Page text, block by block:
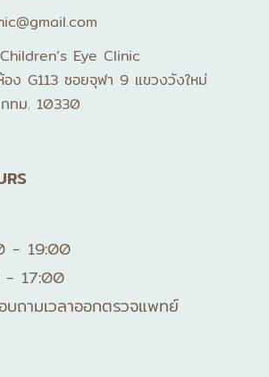
Eye Clinic
ง G113 ซอยจุฬา 9 แขวงวังใหม่
ทม. 10330
- 19:00
- 17:00
บถามเวลาออกตรวจแพทย์